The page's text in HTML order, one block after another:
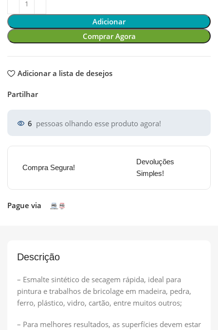
Adicionar
Comprar Agora
Adicionar a lista de desejos
Partilhar
6 pessoas olhando esse produto agora!
Compra Segura!
Devoluções
Simples!
Pague via
Descrição
– Esmalte sintético de secagem rápida, ideal para
pintura e trabalhos de bricolage em madeira, pedra,
ferro, plástico, vidro, cartão, entre muitos outros;
– Para melhores resultados, as superfícies devem estar